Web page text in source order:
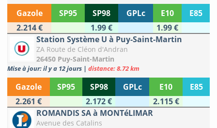
Gazole SP95 SP98 GPLc E10
E85
2.214 €
1.99 €
1.99 €
Station Système U à Puy-Saint-Martin
ZA Route de Cléon d'Andran
26450 Puy-Saint-Martin
Mise à jour: il y a 12 jours | distance: 8.72 km
Gazole SP95 SP98 GPLc E10
E85
2.261 €
2.172 €
2.115 €
ROMANDIS SA à MONTéLIMAR
Avenue des Catalins